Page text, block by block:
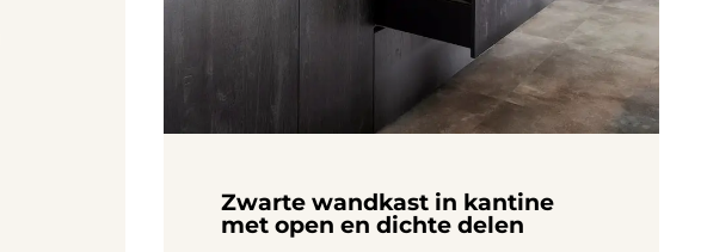
Zwarte wandkast in kantine
met open en dichte delen